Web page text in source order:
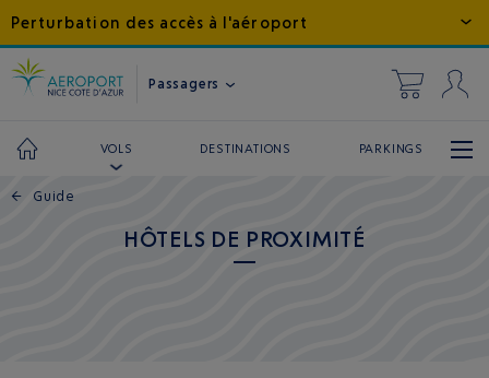
Perturbation des accès à l'aéroport
Passagers
VOLS DESTINATIONS PARKINGS
← Guide
HÔTELS DE PROXIMITÉ